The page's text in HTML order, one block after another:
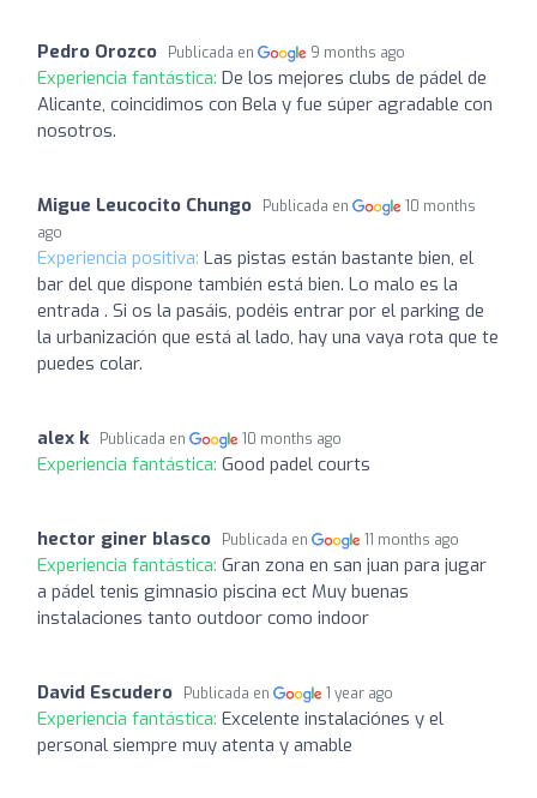
Pedro Orozco Publicada en 9 months ago
Experiencia fantástica: De los mejores clubs de pádel de
Alicante, coincidimos con Bela y fue súper agradable con
nosotros.
Migue Leucocito Chungo Publicada en
10 months
ago
Experiencia positiva: Las pistas están bastante bien, el
bar del que dispone también está bien. Lo malo es la
entrada . Si os la pasáis, podéis entrar por el parking de
la urbanización que está al lado, hay una vaya rota que te
puedes colar.
alex k Publicada en 10 months ago
Experiencia fantástica: Good padel courts
hector giner blasco Publicada en 11 months ago
Experiencia fantástica: Gran zona en san juan para jugar
a pádel tenis gimnasio piscina ect Muy buenas
instalaciones tanto outdoor como indoor
David Escudero Publicada en 1 year ago
Experiencia fantástica: Excelente instalaciónes y el
personal siempre muy atenta y amable